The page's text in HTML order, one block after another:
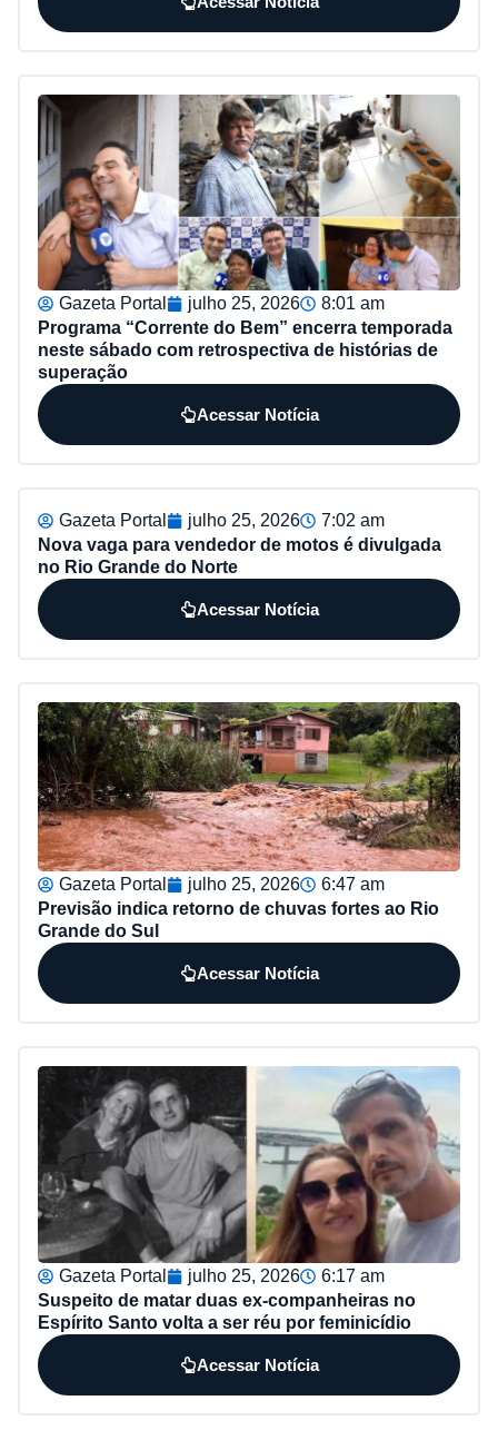
Gazeta Portal julho 25, 2026
8:01 am
Programa “Corrente do Bem” encerra temporada
neste sábado com retrospectiva de histórias de
superação
Acessar Notícia
Gazeta Portal julho 25, 2026
7:02 am
Nova vaga para vendedor de motos é divulgada
no Rio Grande do Norte
Acessar Notícia
Gazeta Portal julho 25, 2026
6:47 am
Previsão indica retorno de chuvas fortes ao Rio
Grande do Sul
Acessar Notícia
Gazeta Portal julho 25, 2026
6:17 am
Suspeito de matar duas ex-companheiras no
Espírito Santo volta a ser réu por feminicídio
Acessar Notícia